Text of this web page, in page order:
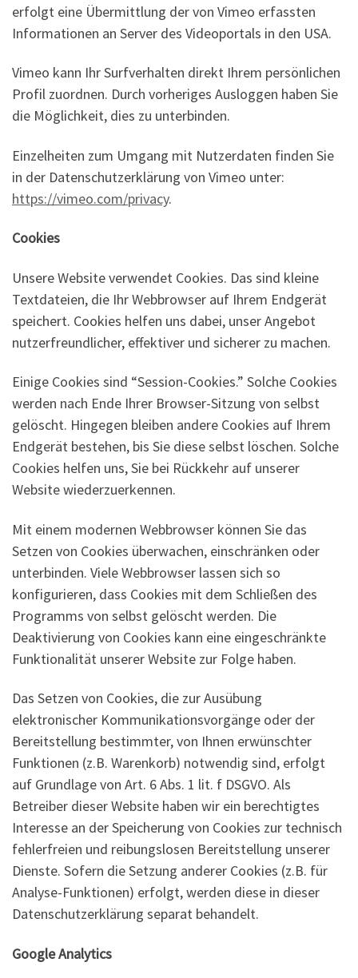
erfolgt eine Übermittlung der von Vimeo erfassten
Informationen an Server des Videoportals in den USA.
Vimeo kann Ihr Surfverhalten direkt Ihrem persönlichen
Profil zuordnen. Durch vorheriges Ausloggen haben Sie
die Möglichkeit, dies zu unterbinden.
Einzelheiten zum Umgang mit Nutzerdaten finden Sie
in der Datenschutzerklärung von Vimeo unter:
https://vimeo.com/privacy.
Cookies
Unsere Website verwendet Cookies. Das sind kleine
Textdateien, die Ihr Webbrowser auf Ihrem Endgerät
speichert. Cookies helfen uns dabei, unser Angebot
nutzerfreundlicher, effektiver und sicherer zu machen.
Einige Cookies sind “Session-Cookies.” Solche Cookies
werden nach Ende Ihrer Browser-Sitzung von selbst
gelöscht. Hingegen bleiben andere Cookies auf Ihrem
Endgerät bestehen, bis Sie diese selbst löschen. Solche
Cookies helfen uns, Sie bei Rückkehr auf unserer
Website wiederzuerkennen.
Mit einem modernen Webbrowser können Sie das
Setzen von Cookies überwachen, einschränken oder
unterbinden. Viele Webbrowser lassen sich so
konfigurieren, dass Cookies mit dem Schließen des
Programms von selbst gelöscht werden. Die
Deaktivierung von Cookies kann eine eingeschränkte
Funktionalität unserer Website zur Folge haben.
Das Setzen von Cookies, die zur Ausübung
elektronischer Kommunikationsvorgänge oder der
Bereitstellung bestimmter, von Ihnen erwünschter
Funktionen (z.B. Warenkorb) notwendig sind, erfolgt
auf Grundlage von Art. 6 Abs. 1 lit. f DSGVO. Als
Betreiber dieser Website haben wir ein berechtigtes
Interesse an der Speicherung von Cookies zur technisch
fehlerfreien und reibungslosen Bereitstellung unserer
Dienste. Sofern die Setzung anderer Cookies (z.B. für
Analyse-Funktionen) erfolgt, werden diese in dieser
Datenschutzerklärung separat behandelt.
Google Analytics